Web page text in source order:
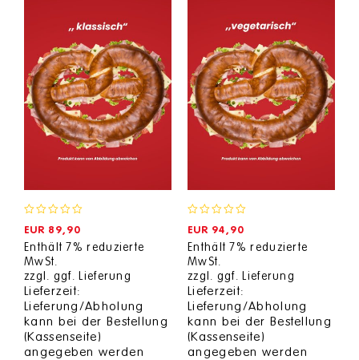
of
5
EUR 89,90
Enthält 7% reduzierte
MwSt.
zzgl. ggf. Lieferung
Lieferzeit:
Lieferung/Abholung
kann bei der Bestellung
(Kassenseite)
angegeben werden
of
5
EUR 94,90
Enthält 7% reduzierte
MwSt.
zzgl. ggf. Lieferung
Lieferzeit:
Lieferung/Abholung
kann bei der Bestellung
(Kassenseite)
angegeben werden